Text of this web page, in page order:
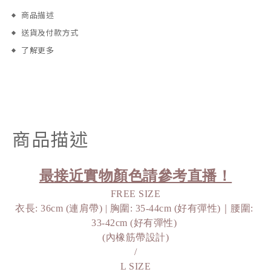
商品描述
送貨及付款方式
了解更多
商品描述
最接近實物顏色請參考直播！
FREE SIZE
衣長: 36cm (連肩帶) | 胸圍: 35-44cm (好有彈性)｜腰圍:
33-42cm (好有彈性)
(內橡筋帶設計)
/
L SIZE